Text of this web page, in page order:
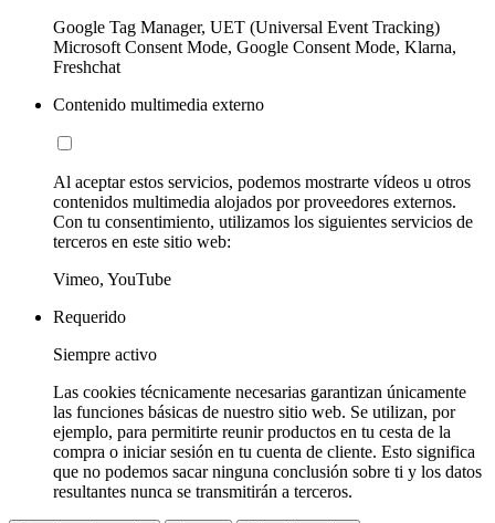
Google Tag Manager, UET (Universal Event Tracking)
Microsoft Consent Mode, Google Consent Mode, Klarna,
Freshchat
Contenido multimedia externo
Al aceptar estos servicios, podemos mostrarte vídeos u otros
contenidos multimedia alojados por proveedores externos.
Con tu consentimiento, utilizamos los siguientes servicios de
terceros en este sitio web:
Vimeo, YouTube
Requerido
Siempre activo
Las cookies técnicamente necesarias garantizan únicamente
las funciones básicas de nuestro sitio web. Se utilizan, por
ejemplo, para permitirte reunir productos en tu cesta de la
compra o iniciar sesión en tu cuenta de cliente. Esto significa
que no podemos sacar ninguna conclusión sobre ti y los datos
resultantes nunca se transmitirán a terceros.